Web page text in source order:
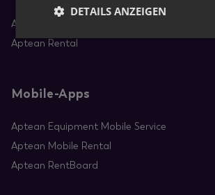
Aptean Equipment DMS
Aptean Rental
Mobile-Apps
Aptean Equipment Mobile Service
Aptean Mobile Rental
Aptean RentBoard
DETAILS ANZEIGEN